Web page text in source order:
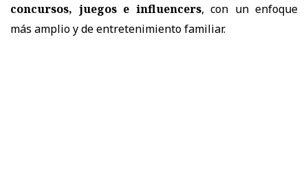
concursos, juegos e influencers, con un enfoque
más amplio y de entretenimiento familiar.